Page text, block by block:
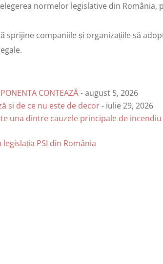
normelor legislative din România,
companiile și organizațiile să
CONTEAZĂ- august 5, 2026
si de ce nu este de decor- iulie 29, 2026
una dintre cauzele principale de
PSI din România